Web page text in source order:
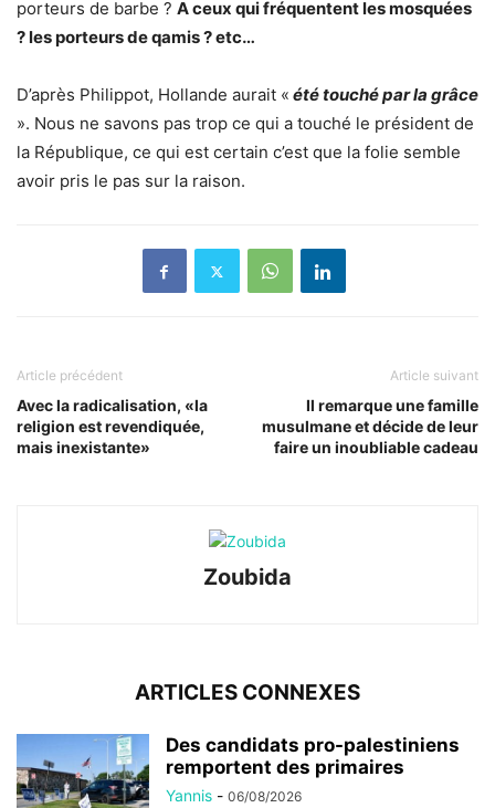
porteurs de barbe ? A ceux qui fréquentent les mosquées
? les porteurs de qamis ? etc…
D’après Philippot, Hollande aurait « été touché par la grâce
». Nous ne savons pas trop ce qui a touché le président de
la République, ce qui est certain c’est que la folie semble
avoir pris le pas sur la raison.
Article précédent
Avec la radicalisation, «la
religion est revendiquée,
mais inexistante»
Article suivant
Il remarque une famille
musulmane et décide de leur
faire un inoubliable cadeau
Zoubida
ARTICLES CONNEXES
Des candidats pro-palestiniens
remportent des primaires
Yannis - 06/08/2026